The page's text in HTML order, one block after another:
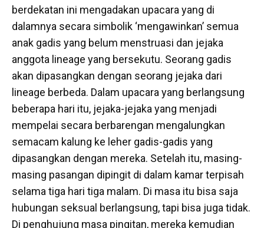
berdekatan ini mengadakan upacara yang di
dalamnya secara simbolik ‘mengawinkan’ semua
anak gadis yang belum menstruasi dan jejaka
anggota lineage yang bersekutu. Seorang gadis
akan dipasangkan dengan seorang jejaka dari
lineage berbeda. Dalam upacara yang berlangsung
beberapa hari itu, jejaka-jejaka yang menjadi
mempelai secara berbarengan mengalungkan
semacam kalung ke leher gadis-gadis yang
dipasangkan dengan mereka. Setelah itu, masing-
masing pasangan dipingit di dalam kamar terpisah
selama tiga hari tiga malam. Di masa itu bisa saja
hubungan seksual berlangsung, tapi bisa juga tidak.
Di penghujung masa pingitan, mereka kemudian